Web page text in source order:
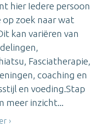
hier Iedere persoon
op zoek naar wat
kan variëren van
Fasciatherapie,
coaching en
en voeding.Stap
meer inzicht...